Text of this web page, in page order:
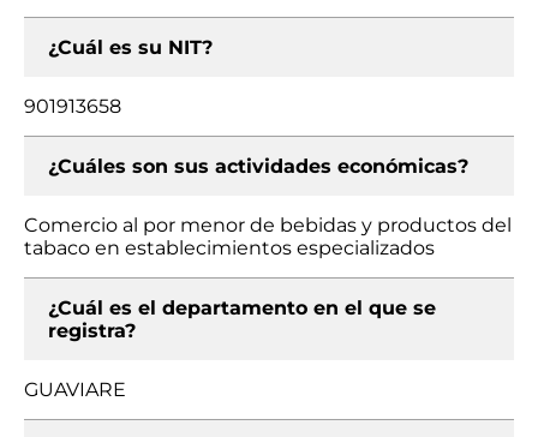
¿Cuál es su NIT?
901913658
¿Cuáles son sus actividades económicas?
Comercio al por menor de bebidas y productos del
tabaco en establecimientos especializados
¿Cuál es el departamento en el que se
registra?
GUAVIARE